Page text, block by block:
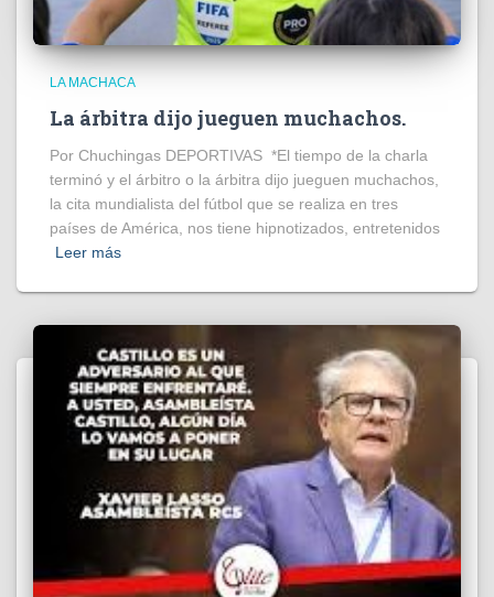
LA MACHACA
La árbitra dijo jueguen muchachos.
Por Chuchingas DEPORTIVAS *El tiempo de la charla
terminó y el árbitro o la árbitra dijo jueguen muchachos,
la cita mundialista del fútbol que se realiza en tres
países de América, nos tiene hipnotizados, entretenidos
Leer más